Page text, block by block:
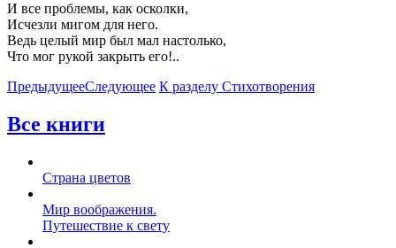
И все проблемы, как осколки,
Исчезли мигом для него.
Ведь целый мир был мал настолько,
Что мог рукой закрыть его!..
ПредыдущееСледующее К разделу Стихотворения
Все книги
Страна цветов
Мир воображения.
Путешествие к свету